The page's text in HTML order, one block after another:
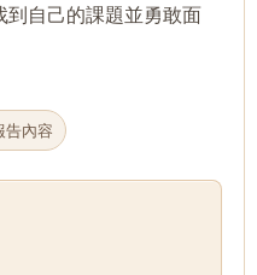
自己的課題並勇敢面
告內容